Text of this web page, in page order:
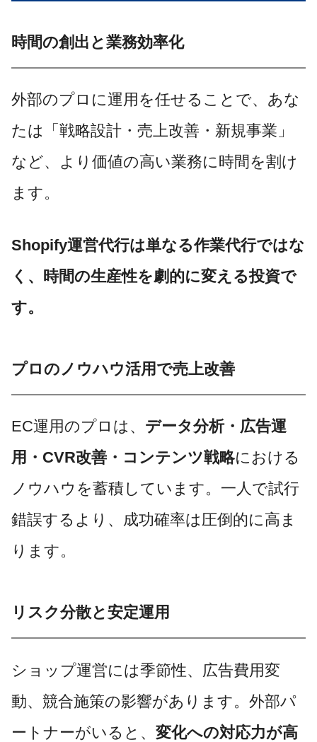
時間の創出と業務効率化
外部のプロに運用を任せることで、あな
たは「戦略設計・売上改善・新規事業」
など、より価値の高い業務に時間を割け
ます。
Shopify運営代行は単なる作業代行ではな
く、時間の生産性を劇的に変える投資で
す。
プロのノウハウ活用で売上改善
EC運用のプロは、 データ分析・広告運
用・CVR改善・コンテンツ戦略における
ノウハウを蓄積しています。一人で試行
錯誤するより、成功確率は圧倒的に高ま
ります。
リスク分散と安定運用
ショップ運営には季節性、広告費用変
動、競合施策の影響があります。外部パ
ートナーがいると、 変化への対応力が高